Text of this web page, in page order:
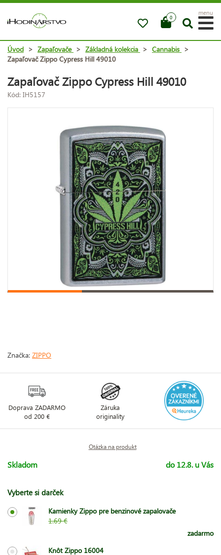
0
menu
Úvod > Zapaľovače > Základná kolekcia > Cannabis >
Zapaľovač Zippo Cypress Hill 49010
Zapaľovač Zippo Cypress Hill 49010
Kód: IH5157
Značka: ZIPPO
Doprava ZADARMO
od 200 €
Záruka
originality
Otázka na produkt
Skladom do 12.8. u Vás
Vyberte si darček
Kamienky Zippo pre benzinové zapalovače
1.69 €
zadarmo
Knôt Zippo 16004